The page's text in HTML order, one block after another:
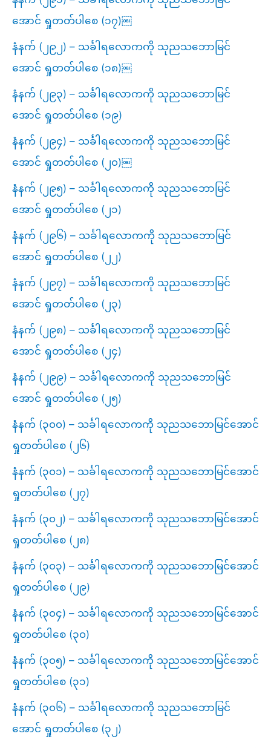
အောင် ရှုတတ်ပါစေ (၁၇)￼
နံနက် (၂၉၂) – သင်္ခါရလောကကို သုညသဘောမြင်
အောင် ရှုတတ်ပါစေ (၁၈)￼
နံနက် (၂၉၃) – သင်္ခါရလောကကို သုညသဘောမြင်
အောင် ရှုတတ်ပါစေ (၁၉)
နံနက် (၂၉၄) – သင်္ခါရလောကကို သုညသဘောမြင်
အောင် ရှုတတ်ပါစေ (၂၀)￼
နံနက် (၂၉၅) – သင်္ခါရလောကကို သုညသဘောမြင်
အောင် ရှုတတ်ပါစေ (၂၁)
နံနက် (၂၉၆) – သင်္ခါရလောကကို သုညသဘောမြင်
အောင် ရှုတတ်ပါစေ (၂၂)
နံနက် (၂၉၇) – သင်္ခါရလောကကို သုညသဘောမြင်
အောင် ရှုတတ်ပါစေ (၂၃)
နံနက် (၂၉၈) – သင်္ခါရလောကကို သုညသဘောမြင်
အောင် ရှုတတ်ပါစေ (၂၄)
နံနက် (၂၉၉) – သင်္ခါရလောကကို သုညသဘောမြင်
အောင် ရှုတတ်ပါစေ (၂၅)
နံနက် (၃၀၀) – သင်္ခါရလောကကို သုညသဘောမြင်အောင်
ရှုတတ်ပါစေ (၂၆)
နံနက် (၃၀၁) – သင်္ခါရလောကကို သုညသဘောမြင်အောင်
ရှုတတ်ပါစေ (၂၇)
နံနက် (၃၀၂) – သင်္ခါရလောကကို သုညသဘောမြင်အောင်
ရှုတတ်ပါစေ (၂၈)
နံနက် (၃၀၃) – သင်္ခါရလောကကို သုညသဘောမြင်အောင်
ရှုတတ်ပါစေ (၂၉)
နံနက် (၃၀၄) – သင်္ခါရလောကကို သုညသဘောမြင်အောင်
ရှုတတ်ပါစေ (၃၀)
နံနက် (၃၀၅) – သင်္ခါရလောကကို သုညသဘောမြင်အောင်
ရှုတတ်ပါစေ (၃၁)
နံနက် (၃၀၆) – သင်္ခါရလောကကို သုညသဘောမြင်
အောင် ရှုတတ်ပါစေ (၃၂)